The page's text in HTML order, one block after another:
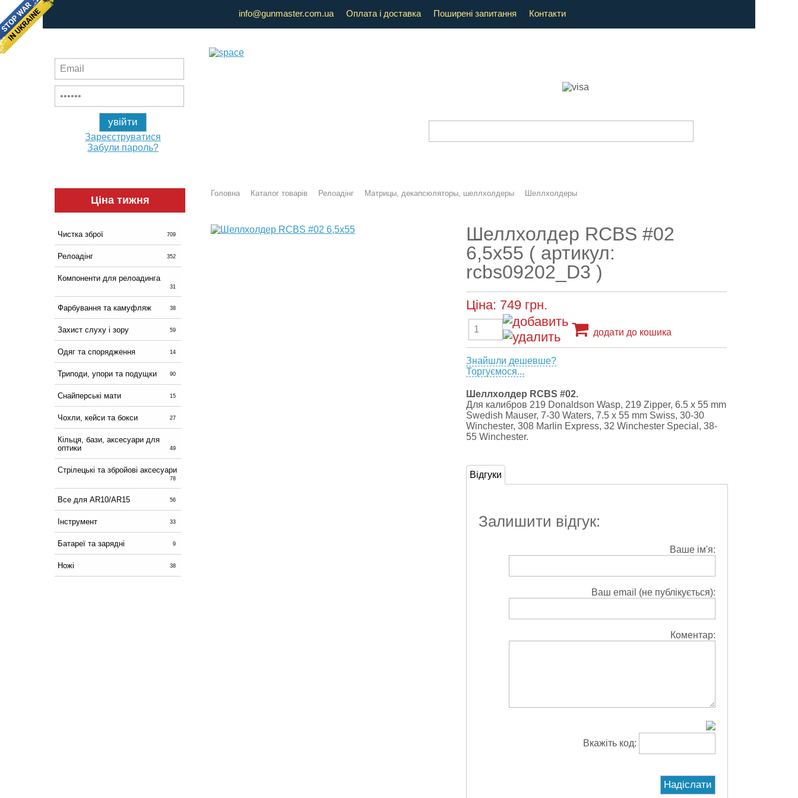
info@gunmaster.com.ua Оплата і доставка Поширені запитання Контакти
Зареєструватися
Забули пароль?
Ціна тижня
Чистка зброї 709
Релоадінг 352
Компоненти для релоадинга
31
Фарбування та камуфляж 38
Захист слуху і зору 59
Одяг та спорядження 14
Триподи, упори та подущки 90
Снайперські мати 15
Чохли, кейси та бокси 27
Кільця, бази, аксесуари для
оптики
49
Стрілецькі та збройові аксесуари
78
Все для AR10/AR15 56
Інструмент 33
Батареї та зарядні 9
Ножі 38
Головна Каталог товарів Релоадінг Матрицы, декапсюляторы, шеллхолдеры Шеллхолдеры
Шеллхолдер RCBS #02
6,5х55 ( артикул:
rcbs09202_D3 )
Ціна: 749 грн.
додати до кошика
Знайшли дешевше?
Торгуємося...
Шеллхолдер RCBS #02.
Для калибров 219 Donaldson Wasp, 219 Zipper, 6.5 x 55 mm
Swedish Mauser, 7-30 Waters, 7.5 x 55 mm Swiss, 30-30
Winchester, 308 Marlin Express, 32 Winchester Special, 38-
55 Winchester.
Відгуки
Залишити відгук:
Ваше ім'я:
Ваш email (не публікується):
Коментар:
Вкажіть код: